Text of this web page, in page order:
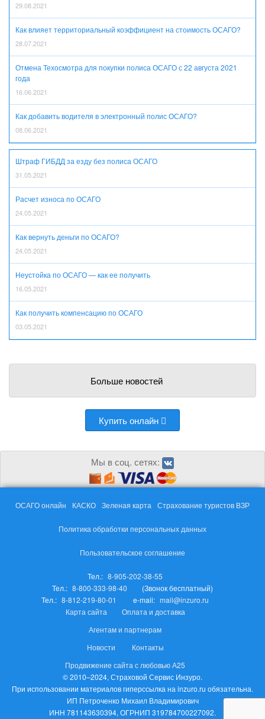
29.08.2021
Как влияет территориальный коэффициент на стоимость ОСАГО?
28.07.2021
Отмена Техосмотра для покупки полиса ОСАГО с 22 августа 2021
года
16.06.2021
Как добавить водителя в электронный полис ОСАГО?
08.06.2021
Штраф ГИБДД за езду без полиса ОСАГО
31.05.2021
Расчет износа по ОСАГО
24.05.2021
Как вернуть деньги по ОСАГО?
24.05.2021
Неустойка по ОСАГО — как ее получить
16.05.2021
Как получить компенсацию по ОСАГО
03.05.2021
Больше новостей
Купить онлайн
Мы в соц. сетях:
ОСАГО онлайн КАСКО Зеленая карта Страхование туристов ВЗР
Политика обработки персональных данных
Пользовательское соглашение
Тел.: 8-905-202-38-55
Тел.: 8-800-333-98-40
(Звонок бесплатный)
Тел.: 8-812-219-80-01 e-mail: mail@inzuro.ru
Карта сайта
Оплата и доставка
Агентам и партнерам
Новости
Контакты
Продвижение сайта с любовью А25
© 2010–2024, Страховой Сервис Инзуро.
При использовании материалов гиперссылка на inzuro.ru обязательна.
ИП Петроченко Михаил Владимирович
ИНН 781143630394, ОГРНИП 319784700227092.